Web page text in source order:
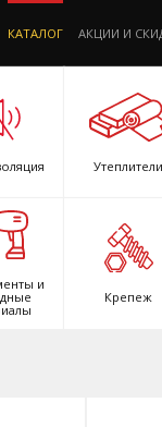
КАТАЛОГ АКЦИИ И
Утеплители
и
Крепеж